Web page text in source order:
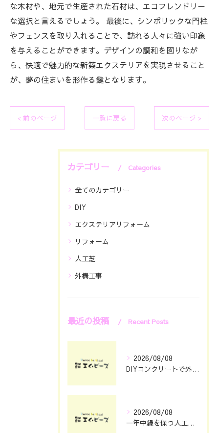
な木材や、地元で生産された石材は、エコフレンドリー
な選択と言えるでしょう。 最後に、シンボリックな門柱
やフェンスを取り入れることで、訪れる人々に強い印象
を与えることができます。デザインの調和を図りなが
ら、快適で魅力的な新築エクステリアを実現させること
が、夢の住まいを形作る鍵となります。
< 前のページ 一覧に戻る 次のページ >
カテゴリー Categories
全てのカテゴリー
DIY
エクステリアリフォーム
リフォーム
人工芝
外構工事
最近の投稿 Recent Posts
2026/08/08
DIYコンクリートで外構をおしゃれに仕上げる具体的なポイント集
2026/08/08
一年中緑を保つ人工芝の魅力と選び方